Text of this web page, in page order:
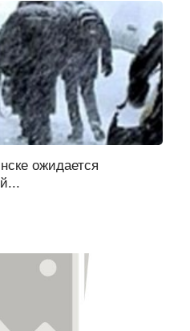
ожидается